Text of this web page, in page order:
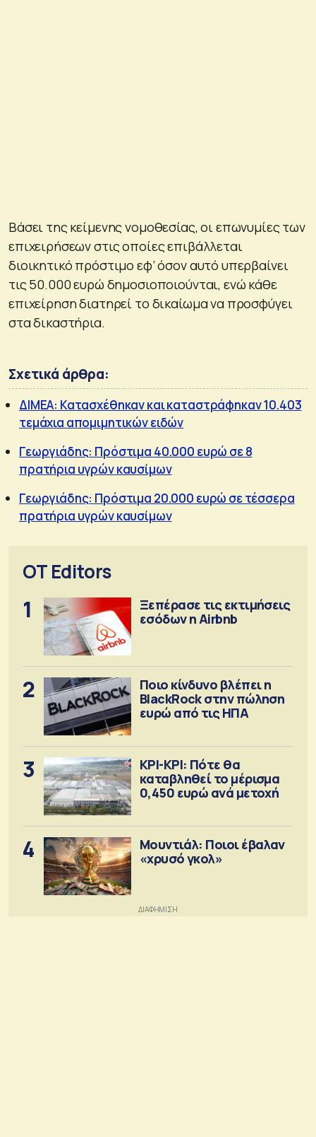
Βάσει της κείμενης νομοθεσίας, οι επωνυμίες των
επιχειρήσεων στις οποίες επιβάλλεται
διοικητικό πρόστιμο εφ’ όσον αυτό υπερβαίνει
τις 50.000 ευρώ δημοσιοποιούνται, ενώ κάθε
επιχείρηση διατηρεί το δικαίωμα να προσφύγει
στα δικαστήρια.
Σχετικά άρθρα:
ΔΙΜΕΑ: Κατασχέθηκαν και καταστράφηκαν 10.403
τεμάχια απομιμητικών ειδών
Γεωργιάδης: Πρόστιμα 40.000 ευρώ σε 8
πρατήρια υγρών καυσίμων
Γεωργιάδης: Πρόστιμα 20.000 ευρώ σε τέσσερα
πρατήρια υγρών καυσίμων
OT Editors
1
Ξεπέρασε τις εκτιμήσεις
εσόδων η Airbnb
2
Ποιο κίνδυνο βλέπει η
BlackRock στην πώληση
ευρώ από τις ΗΠΑ
3
ΚΡΙ-ΚΡΙ: Πότε θα
καταβληθεί το μέρισμα
0,450 ευρώ ανά μετοχή
4
Μουντιάλ: Ποιοι έβαλαν
«χρυσό γκολ»